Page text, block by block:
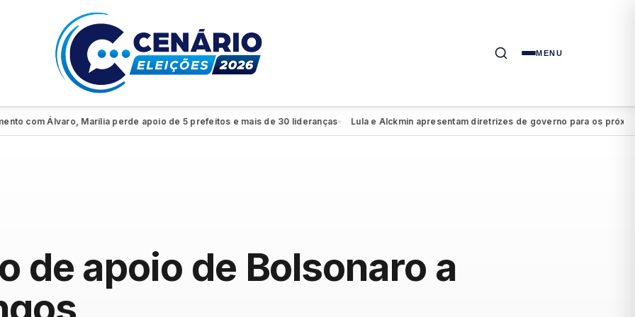
MENU
Álvaro, Marília perde apoio de 5 prefeitos e mais de 30 lideranças● Lula e Alckmin apresentam diretrizes de governo para os próximos
de apoio de Bolsonaro a